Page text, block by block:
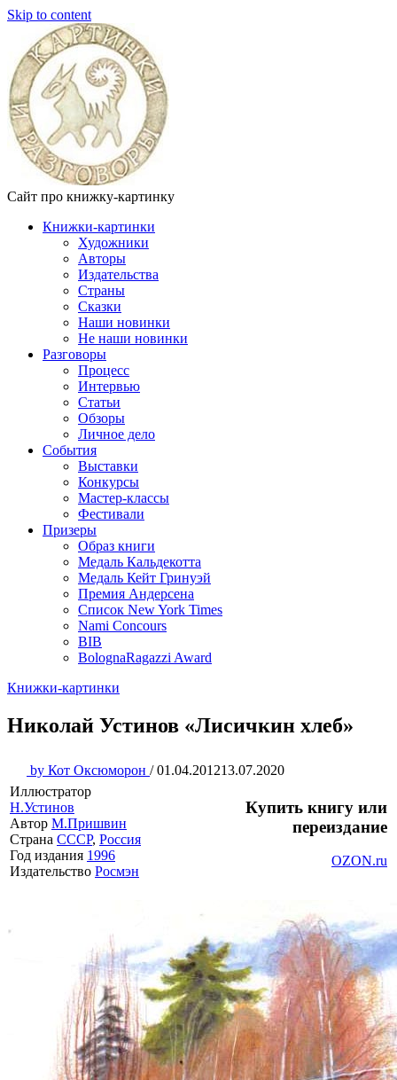
Skip to content
Сайт про книжку-картинку
Книжки-картинки
Художники
Авторы
Издательства
Страны
Сказки
Наши новинки
Не наши новинки
Разговоры
Процесс
Интервью
Статьи
Обзоры
Личное дело
События
Выставки
Конкурсы
Мастер-классы
Фестивали
Призеры
Образ книги
Медаль Кальдекотта
Медаль Кейт Гринуэй
Премия Андерсена
Список New York Times
Nami Concours
BIB
BolognaRagazzi Award
Книжки-картинки
Николай Устинов «Лисичкин хлеб»
by Кот Оксюморон / 01.04.201213.07.2020
Иллюстратор
Н.Устинов
Автор М.Пришвин
Страна СССР, Россия
Год издания 1996
Издательство Росмэн
Купить книгу или
переиздание
OZON.ru